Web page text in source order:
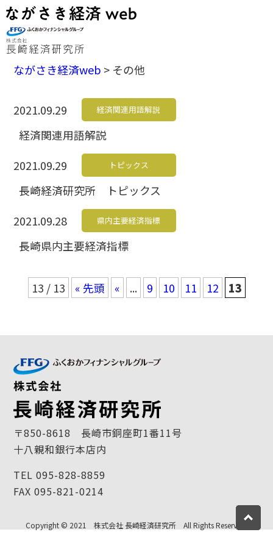
ながさき経済web > その他
2021.09.29 経済関連用語解説
経済関連用語解説
2021.09.29
トピックス
長崎経済研究所 トピックス
2021.09.28
県内主要経済指標
長崎県内主要経済指標
13 / 13 « 先頭 « ... 9 10 11 12 13
〒850-8618 長崎市銅座町1番11号
十八親和銀行本店内
TEL 095-828-8859
FAX 095-821-0214
Copyright © 2021 株式会社 長崎経済研究所 All Rights Reserved.